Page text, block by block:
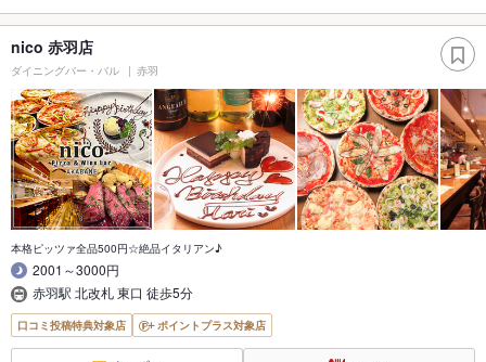
nico 赤羽店
ダイニングバー・バル 赤羽
本格ピッツァ全品500円☆絶品イタリアン♪
2001～3000円
赤羽駅 北改札 東口 徒歩5分
口コミ投稿特典対象店 ポイントプラス対象店